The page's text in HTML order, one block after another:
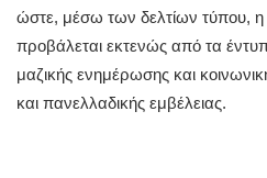
ώστε, μέσω των δελτίων τύπου, η
προβάλεται εκτενώς από τα
μαζικής ενημέρωσης και
και πανελλαδικής εμβέλειας.